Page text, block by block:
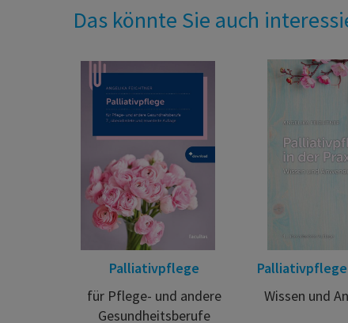
Das könnte Sie auch
Palliativpflege
für Pflege- und andere
Gesundheitsberufe
Wissen und